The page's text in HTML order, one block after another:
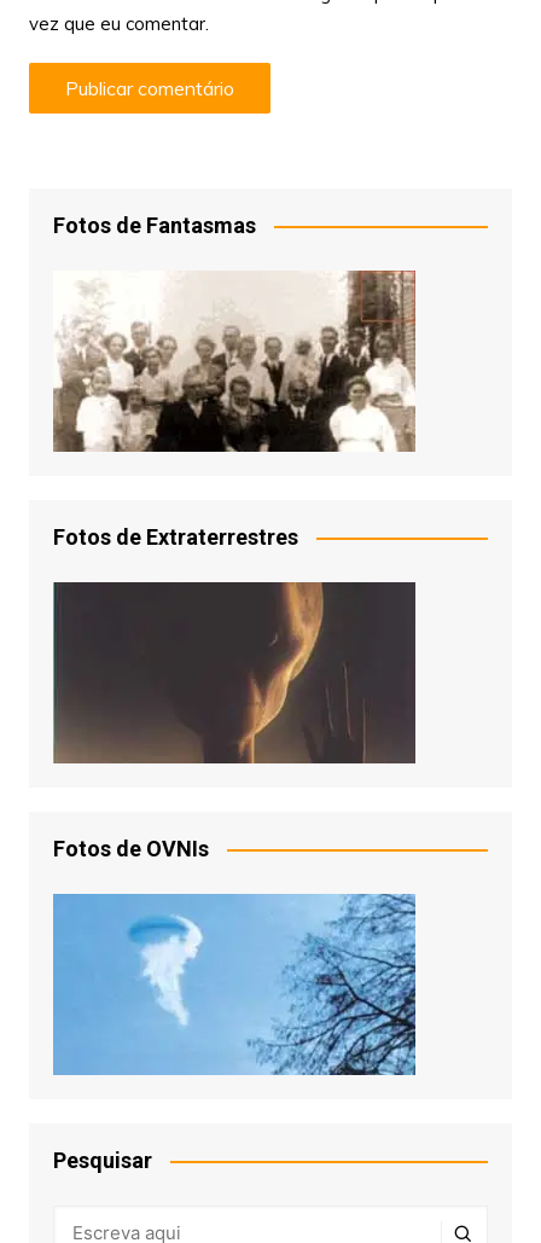
vez que eu comentar.
Fotos de Fantasmas
Fotos de Extraterrestres
Fotos de OVNIs
Pesquisar